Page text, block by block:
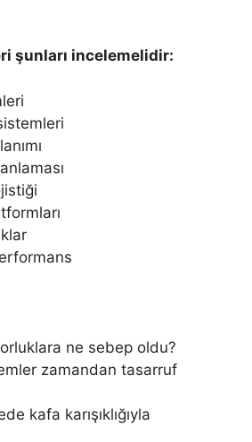
şunları incelemelidir:
ne sebep oldu?
zamandan tasarruf
kafa karışıklığıyla